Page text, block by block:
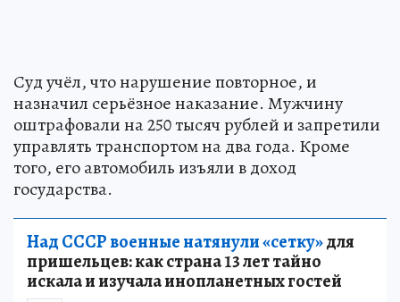
Суд учёл, что нарушение повторное, и
назначил серьёзное наказание. Мужчину
оштрафовали на 250 тысяч рублей и запретили
управлять транспортом на два года. Кроме
того, его автомобиль изъяли в доход
государства.
Над СССР военные натянули «сетку»для
пришельцев: как страна 13 лет тайно
искала и изучала инопланетных гостей